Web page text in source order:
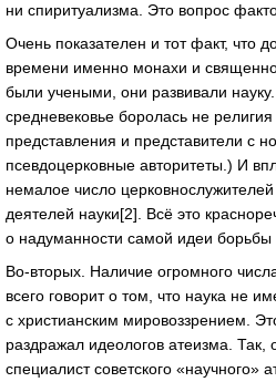
ни спиритуализма. Это вопрос
Очень показателен и тот факт, что
времени именно монахи и
были учеными, они развивали
средневековье боролась не
представления и представители с
псевдоцерковные авторитеты.) И
немалое число
деятелей науки[2]. Всё это
о надуманности самой идеи борьбы
Во-вторых . Наличие огромного
всего говорит о том, что наука не
с христианским мировоззрением.
раздражал идеологов атеизма.
специалист советского «научного»